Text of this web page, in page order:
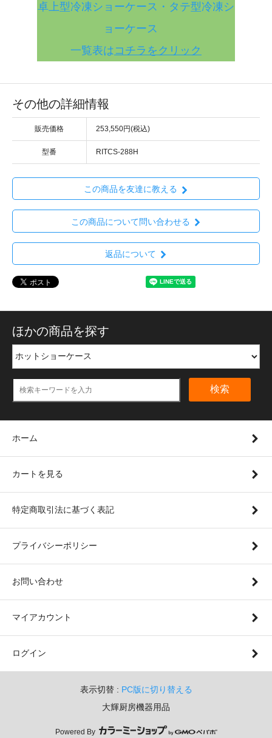
卓上型冷凍ショーケース・タテ型冷凍シ
ョーケース
一覧表は コチラをクリック
その他の詳細情報
販売価格 253,550円(税込)
型番 RITCS-288H
この商品を友達に教える
この商品について問い合わせる
返品について
ほかの商品を探す
検索
ホーム
カートを見る
特定商取引法に基づく表記
プライバシーポリシー
お問い合わせ
マイアカウント
ログイン
表示切替 : PC版に切り替える
大輝厨房機器用品
Powered By